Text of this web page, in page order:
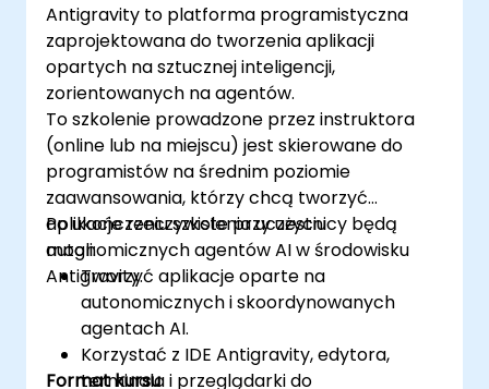
Antigravity to platforma programistyczna
zaprojektowana do tworzenia aplikacji
opartych na sztucznej inteligencji,
zorientowanych na agentów.
To szkolenie prowadzone przez instruktora
(online lub na miejscu) jest skierowane do
programistów na średnim poziomie
zaawansowania, którzy chcą tworzyć
aplikacje rzeczywiste przy użyciu
autonomicznych agentów AI w środowisku
Antigravity.
Po ukończeniu szkolenia uczestnicy będą
mogli:
Tworzyć aplikacje oparte na
autonomicznych i skoordynowanych
agentach AI.
Korzystać z IDE Antigravity, edytora,
terminala i przeglądarki do
Format kursu